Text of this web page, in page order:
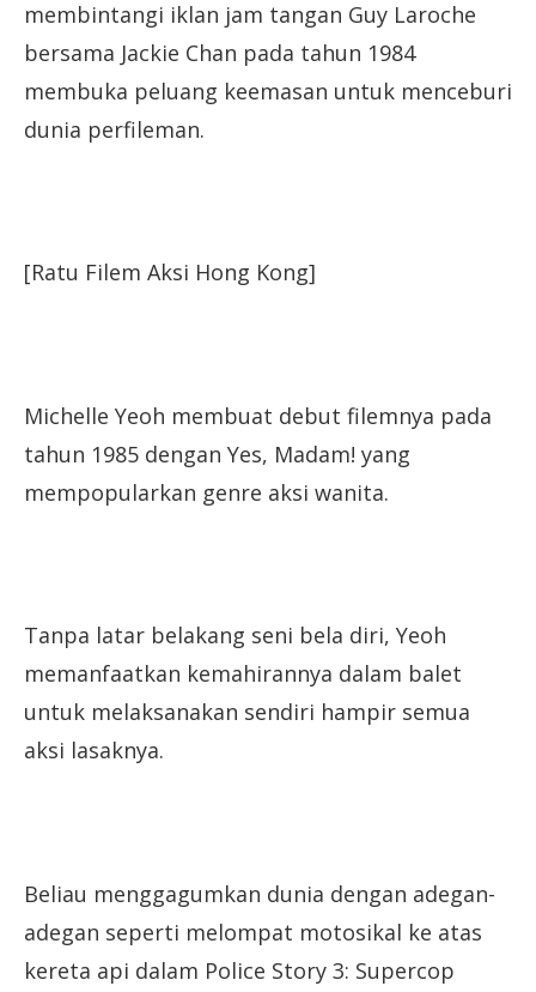
membintangi iklan jam tangan Guy Laroche
bersama Jackie Chan pada tahun 1984
membuka peluang keemasan untuk menceburi
dunia perfileman.
[Ratu Filem Aksi Hong Kong]
Michelle Yeoh membuat debut filemnya pada
tahun 1985 dengan Yes, Madam! yang
mempopularkan genre aksi wanita.
Tanpa latar belakang seni bela diri, Yeoh
memanfaatkan kemahirannya dalam balet
untuk melaksanakan sendiri hampir semua
aksi lasaknya.
Beliau menggagumkan dunia dengan adegan-
adegan seperti melompat motosikal ke atas
kereta api dalam Police Story 3: Supercop